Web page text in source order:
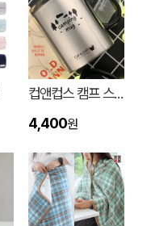
컵앤컵스 캠프 스텐 머그 440ml
4,400원